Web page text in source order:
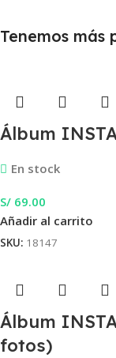
Tenemos más
Álbum
En stock
S/ 69.00
Añadir al carrito
SKU: 18147
Álbum
fotos)